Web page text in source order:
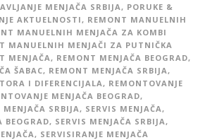
MENJAČA SRBIJA , PORUKE &
AKTUELNOSTI , REMONT MANUELNIH
MANUELNIH MENJAČA ZA KOMBI
MANUELNIH MENJAČI ZA PUTNIČKA
MENJAČA, REMONT MENJAČA BEOGRAD,
ŠABAC, REMONT MENJAČA SRBIJA ,
I DIFERENCIJALA , REMONTOVANJE
MENJAČA BEOGRAD,
SRBIJA , SERVIS MENJAČA ,
BEOGRAD, SERVIS MENJAČA SRBIJA ,
, SERVISIRANJE MENJAČA